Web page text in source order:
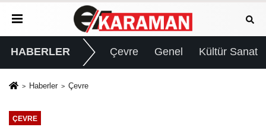
HABERLER Çevre Genel Kültür Sanat
Haberler Çevre
ÇEVRE